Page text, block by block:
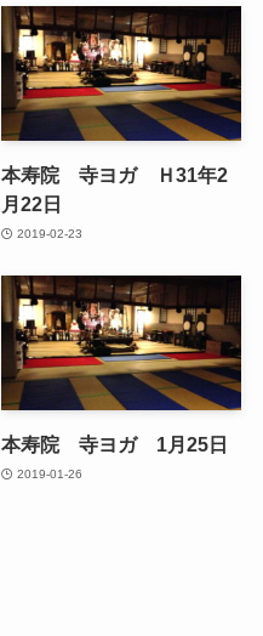
本寿院 寺ヨガ Ｈ31年2
月22日
2019-02-23
本寿院 寺ヨガ 1月25日
2019-01-26